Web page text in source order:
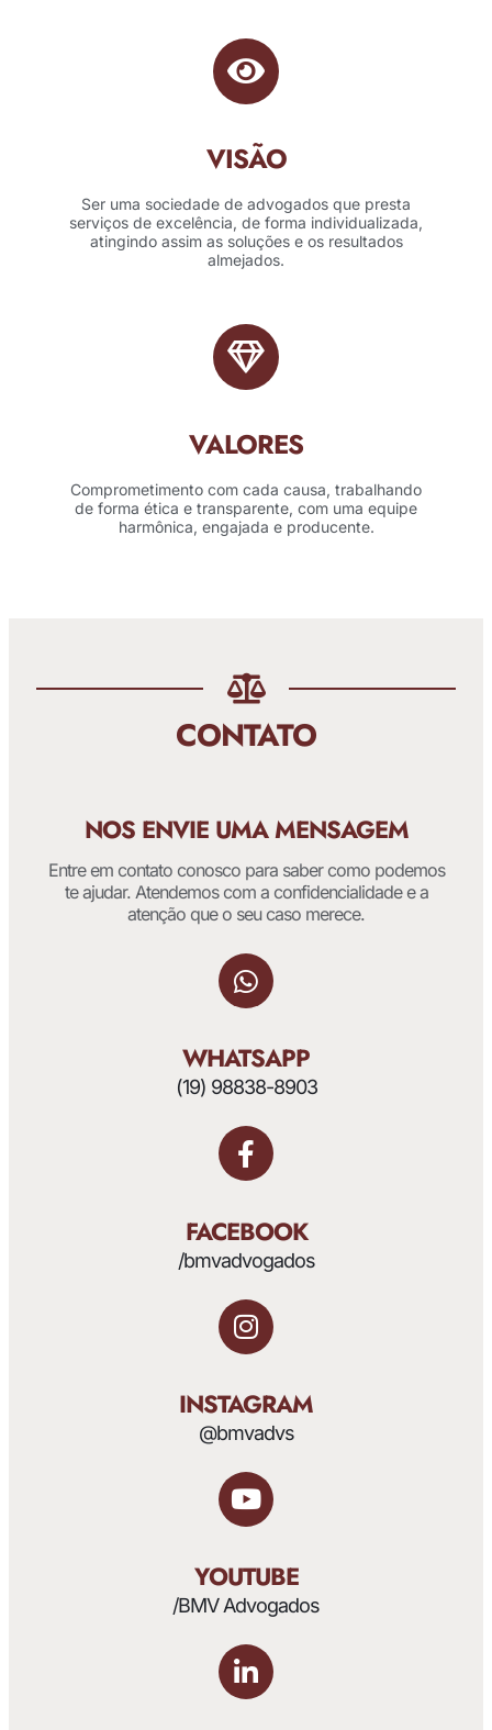
VISÃO
Ser uma sociedade de advogados que presta
serviços de excelência, de forma individualizada,
atingindo assim as soluções e os resultados
almejados.
VALORES
Comprometimento com cada causa, trabalhando
de forma ética e transparente, com uma equipe
harmônica, engajada e producente.
CONTATO
NOS ENVIE UMA MENSAGEM
Entre em contato conosco para saber como podemos
te ajudar. Atendemos com a confidencialidade e a
atenção que o seu caso merece.
WHATSAPP
(19) 98838-8903
FACEBOOK
/bmvadvogados
INSTAGRAM
@bmvadvs
YOUTUBE
/BMV Advogados